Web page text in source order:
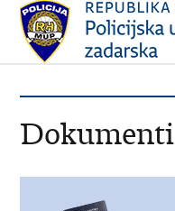
Dokumenti